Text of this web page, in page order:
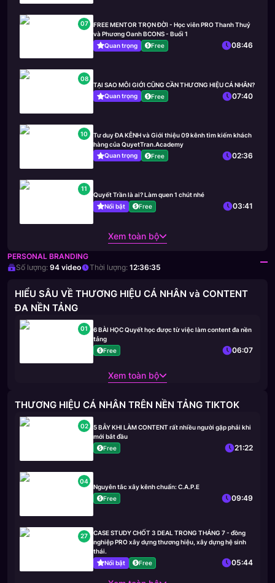
07
FREE MENTOR TRỌN ĐỜI - Học viên PRO Thanh Thuỷ
và Phương Oanh BCONS - Buổi 1
Quan trọng
Free 08:46
08
TẠI SAO MÔI GIỚI CŨNG CẦN THƯƠNG HIỆU CÁ NHÂN?
Quan trọng
Free 07:40
10
Tư duy ĐA KÊNH và Giới thiệu 09 kênh tìm kiếm khách
hàng của QuyetTran.Academy
Quan trọng
Free 02:36
11
Quyết Trần là ai? Làm quen 1 chút nhé
Nổi bật
Free 03:41
Xem toàn bộ
PERSONAL BRANDING
Số lượng: 94 video Thời lượng: 12:36:35
HIỂU SÂU VỀ THƯƠNG HIỆU CÁ NHÂN và CONTENT
ĐA NỀN TẢNG
01
6 BÀI HỌC Quyết học được từ việc làm content đa nền
tảng
Free
06:07
Xem toàn bộ
THƯƠNG HIỆU CÁ NHÂN TRÊN NỀN TẢNG TIKTOK
02
5 BẪY KHI LÀM CONTENT rất nhiều người gặp phải khi
mới bắt đầu
Free
21:22
04
Nguyên tắc xây kênh chuẩn: C.A.P.E
Free
09:49
27
CASE STUDY CHỐT 3 DEAL TRONG THÁNG 7 - đồng
nghiệp PRO xây dựng thương hiệu, xây dựng hệ sinh
thái.
Nổi bật
Free 05:44